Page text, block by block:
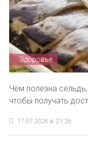
Здоровье
Чем полезна
чтобы получать
17.07.2026 в 21:26